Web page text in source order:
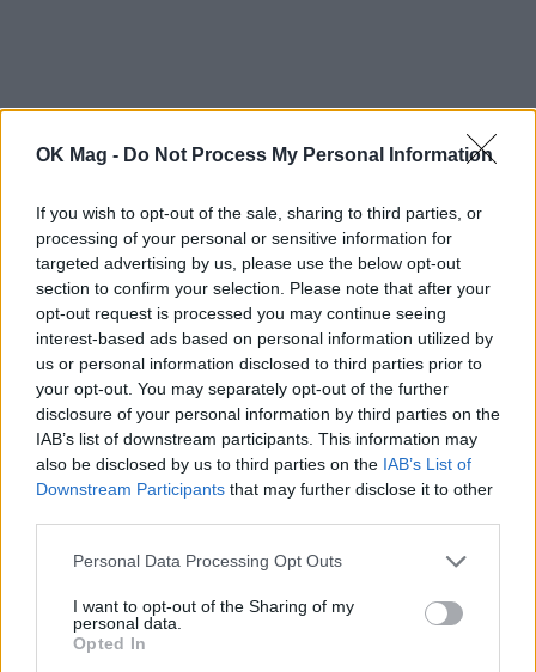
OK Mag - Do Not Process My Personal Information
If you wish to opt-out of the sale, sharing to third parties, or
processing of your personal or sensitive information for
targeted advertising by us, please use the below opt-out
section to confirm your selection. Please note that after your
opt-out request is processed you may continue seeing
interest-based ads based on personal information utilized by
us or personal information disclosed to third parties prior to
your opt-out. You may separately opt-out of the further
disclosure of your personal information by third parties on the
IAB’s list of downstream participants. This information may
also be disclosed by us to third parties on the IAB’s List of
Downstream Participants that may further disclose it to other
Personal Data Processing Opt Outs
I want to opt-out of the Sharing of my
personal data.
Opted In
Έβελυν Καζαντζόγλου: “Γεύεται” το ελληνικό
καλοκαίρι στη Σαντορίνη με φόντο την
καλντέρα